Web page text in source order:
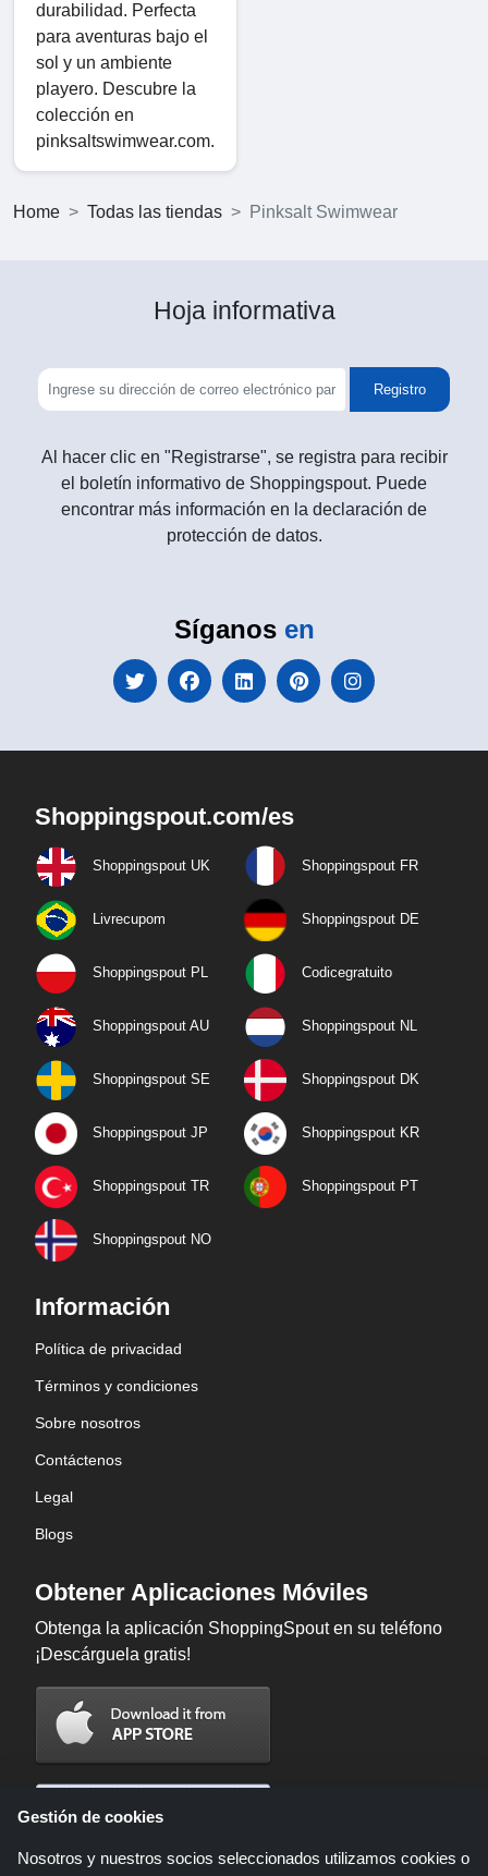
durabilidad. Perfecta
para aventuras bajo el
sol y un ambiente
playero. Descubre la
colección en
pinksaltswimwear.com.
Home Todas las tiendas Pinksalt Swimwear
Hoja informativa
Registro
Al hacer clic en "Registrarse", se registra para recibir
el boletín informativo de Shoppingspout. Puede
encontrar más información en la declaración de
protección de datos.
Síganos en
Shoppingspout.com/es
Shoppingspout UK Shoppingspout FR
Livrecupom Shoppingspout DE
Shoppingspout PL Codicegratuito
Shoppingspout AU Shoppingspout NL
Shoppingspout SE Shoppingspout DK
Shoppingspout JP Shoppingspout KR
Shoppingspout TR Shoppingspout PT
Shoppingspout NO
Información
Política de privacidad
Términos y condiciones
Sobre nosotros
Contáctenos
Legal
Blogs
Obtener Aplicaciones Móviles
Obtenga la aplicación ShoppingSpout en su teléfono
¡Descárguela gratis!
Gestión de cookies
Nosotros y nuestros socios seleccionados utilizamos cookies o